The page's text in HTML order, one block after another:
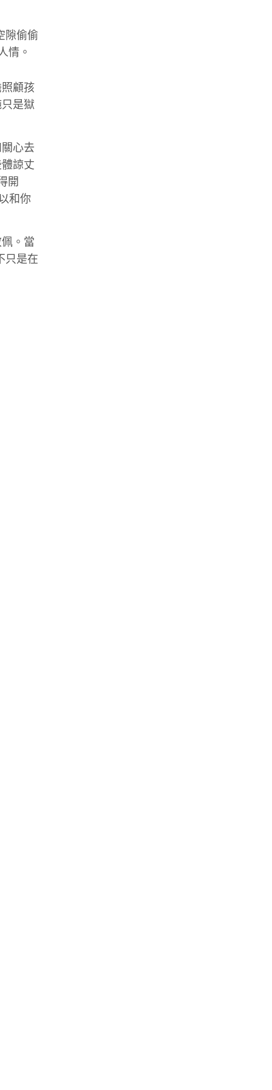
隙偷偷
情。
顧孩
是獄
心去
諒丈
開
和你
。當
只是在